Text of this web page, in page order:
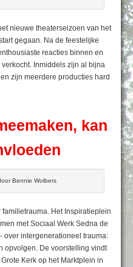
nieuwe theaterseizoen van het
gegaan. Na de feestelijke
reacties binnen en
Inmiddels zijn al bijna
zijn meerdere producties hard
kan
Bennie Wolbers
Het Inspiratieplein
met Sociaal Werk Sedna de
over intergenerationeel trauma:
opvolgen. De voorstelling vindt
Kerk op het Marktplein in